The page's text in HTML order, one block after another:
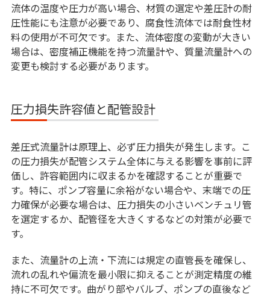
流体の温度や圧力が高い場合、材質の選定や差圧計の耐
圧性能にも注意が必要であり、腐食性流体では耐食性材
料の使用が不可欠です。また、流体密度の変動が大きい
場合は、密度補正機能を持つ流量計や、質量流量計への
変更も検討する必要があります。
圧力損失許容値と配管設計
差圧式流量計は原理上、必ず圧力損失が発生します。こ
の圧力損失が配管システム全体に与える影響を事前に評
価し、許容範囲内に収まるかを確認することが重要で
す。特に、ポンプ容量に余裕がない場合や、末端での圧
力確保が必要な場合は、圧力損失の小さいベンチュリ管
を選定するか、配管径を大きくするなどの対策が必要で
す。
また、流量計の上流・下流には規定の直管長を確保し、
流れの乱れや偏流を最小限に抑えることが測定精度の維
持に不可欠です。曲がり部やバルブ、ポンプの直後など